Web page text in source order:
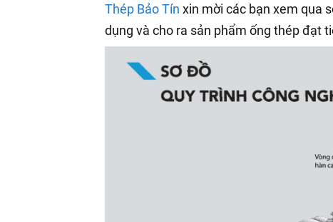
Thép Bảo Tín xin mời các bạn xem qua
dụng và cho ra sản phẩm ống thép đạt